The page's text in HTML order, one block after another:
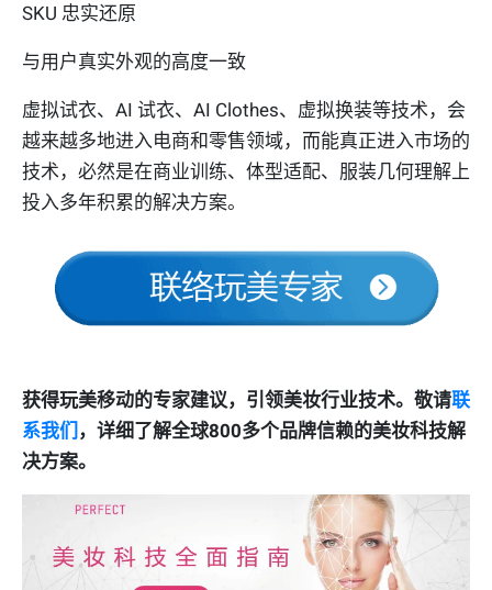
SKU 忠实还原
与用户真实外观的高度一致
虚拟试衣、AI 试衣、AI Clothes、虚拟换装等技术，会
越来越多地进入电商和零售领域，而能真正进入市场的
技术，必然是在商业训练、体型适配、服装几何理解上
投入多年积累的解决方案。
获得玩美移动的专家建议，引领美妆行业技术。敬请联
系我们 ，详细了解全球800多个品牌信赖的美妆科技解
决方案。